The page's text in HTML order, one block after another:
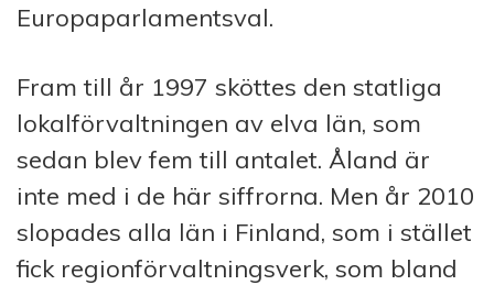
Europaparlamentsval.
Fram till år 1997 sköttes den statliga
lokalförvaltningen av elva län, som
sedan blev fem till antalet. Åland är
inte med i de här siffrorna. Men år 2010
slopades alla län i Finland, som i stället
fick regionförvaltningsverk, som bland